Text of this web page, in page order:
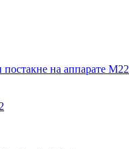
на аппарате М22